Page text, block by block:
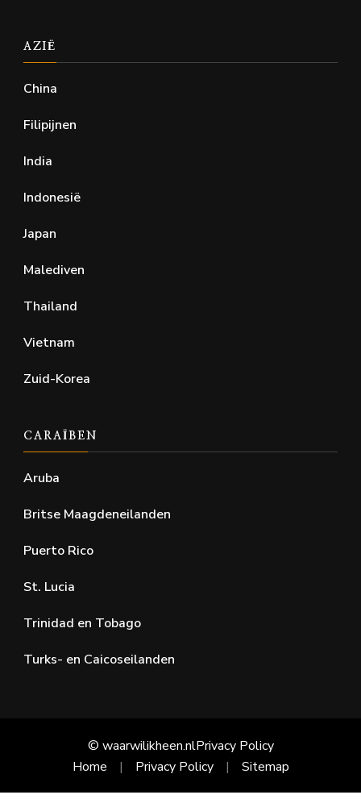
AZIË
China
Filipijnen
India
Indonesië
Japan
Malediven
Thailand
Vietnam
Zuid-Korea
CARAÏBEN
Aruba
Britse Maagdeneilanden
Puerto Rico
St. Lucia
Trinidad en Tobago
Turks- en Caicoseilanden
© waarwilikheen.nlPrivacy Policy
Home
Privacy Policy Sitemap